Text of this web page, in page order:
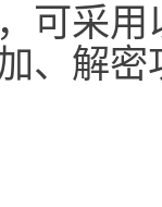
可采
、解